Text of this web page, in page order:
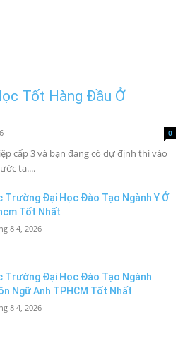
Tốt Hàng Đầu Ở
0
cấp 3 và bạn đang có dự định thi vào
ta....
Trường Đại Học Đào Tạo Ngành Y Ở
Tốt Nhất
8 4, 2026
Trường Đại Học Đào Tạo Ngành
Ngữ Anh TPHCM Tốt Nhất
8 4, 2026